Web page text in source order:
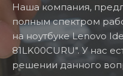
Наша компания,
полным спектром
на ноутбуке Lenovo
81LK00CURU". У нас
решении данного